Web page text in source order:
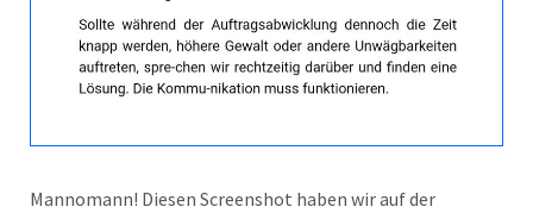
Mannomann! Diesen Screenshot haben wir auf der